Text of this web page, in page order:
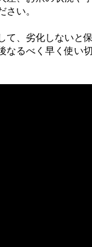
さい。
て、劣化しないと
なるべく早く使い